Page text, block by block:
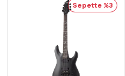
Sepette %3